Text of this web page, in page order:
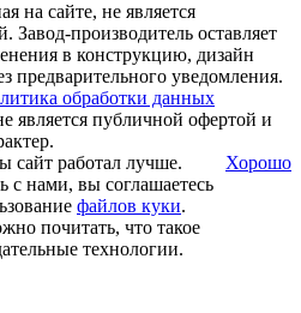
на сайте, не является
Завод-производитель оставляет
в конструкцию, дизайн
предварительного уведомления.
обработки данных
является публичной офертой и
сайт работал лучше.
с нами, вы соглашаетесь
файлов куки.
почитать, что такое
технологии.
Хорошо